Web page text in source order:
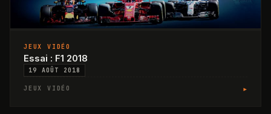
JEUX VIDÉO
Essai : F1 2018
19 AOÛT 2018
JEUX VIDÉO ▸